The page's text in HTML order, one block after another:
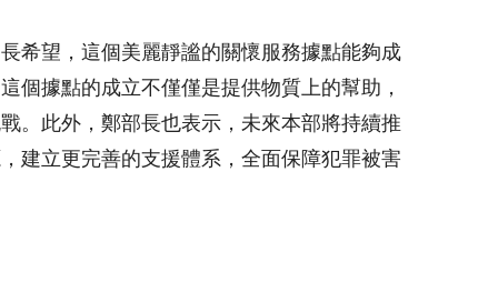
希望，這個美麗靜謐的關懷服務據點能夠成
個據點的成立不僅僅是提供物質上的幫助，
。此外，鄭部長也表示，未來本部將持續推
建立更完善的支援體系，全面保障犯罪被害